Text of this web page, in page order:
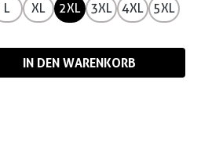
L XL 2XL 3XL 4XL 5XL
den gewünschten
IN DEN WARENKORB